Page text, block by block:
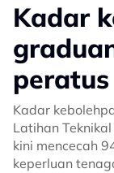
Kadar
Kadar
Latihan
kini mencecah
keperluan